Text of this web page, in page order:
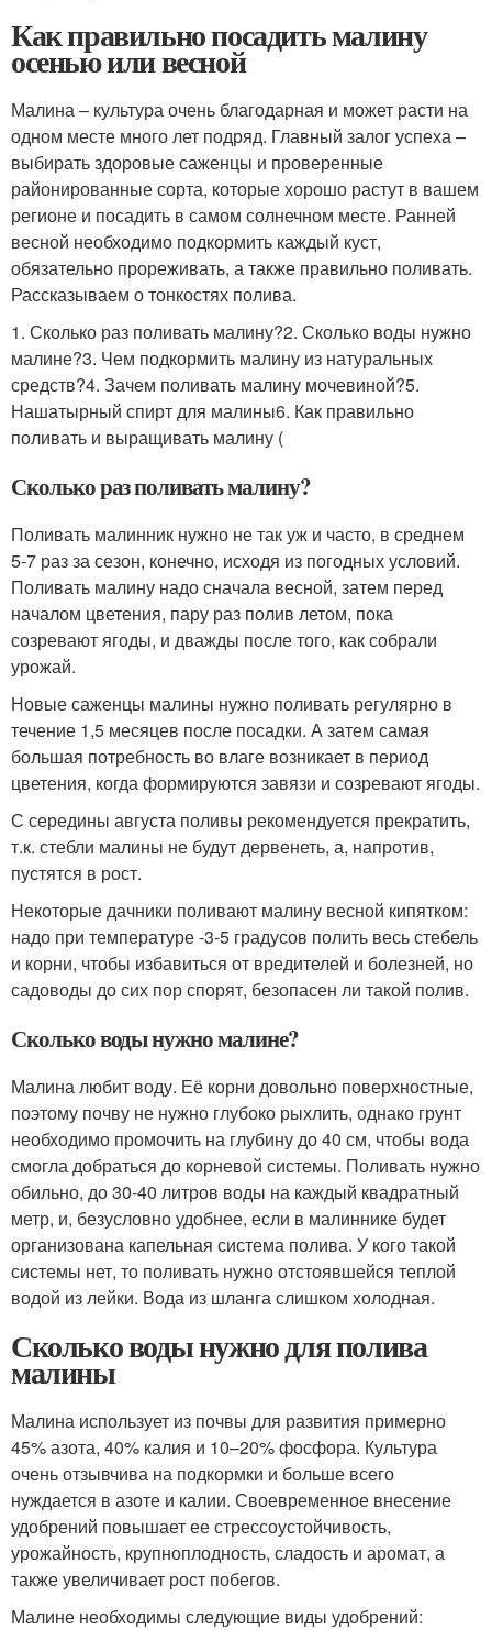
Как правильно посадить малину
осенью или весной
Малина – культура очень благодарная и может расти на
одном месте много лет подряд. Главный залог успеха –
выбирать здоровые саженцы и проверенные
районированные сорта, которые хорошо растут в вашем
регионе и посадить в самом солнечном месте. Ранней
весной необходимо подкормить каждый куст,
обязательно прореживать, а также правильно поливать.
Рассказываем о тонкостях полива.
1. Сколько раз поливать малину?2. Сколько воды нужно
малине?3. Чем подкормить малину из натуральных
средств?4. Зачем поливать малину мочевиной?5.
Нашатырный спирт для малины6. Как правильно
поливать и выращивать малину (
Сколько раз поливать малину?
Поливать малинник нужно не так уж и часто, в среднем
5-7 раз за сезон, конечно, исходя из погодных условий.
Поливать малину надо сначала весной, затем перед
началом цветения, пару раз полив летом, пока
созревают ягоды, и дважды после того, как собрали
урожай.
Новые саженцы малины нужно поливать регулярно в
течение 1,5 месяцев после посадки. А затем самая
большая потребность во влаге возникает в период
цветения, когда формируются завязи и созревают ягоды.
С середины августа поливы рекомендуется прекратить,
т.к. стебли малины не будут дервенеть, а, напротив,
пустятся в рост.
Некоторые дачники поливают малину весной кипятком:
надо при температуре -3-5 градусов полить весь стебель
и корни, чтобы избавиться от вредителей и болезней, но
садоводы до сих пор спорят, безопасен ли такой полив.
Сколько воды нужно малине?
Малина любит воду. Её корни довольно поверхностные,
поэтому почву не нужно глубоко рыхлить, однако грунт
необходимо промочить на глубину до 40 см, чтобы вода
смогла добраться до корневой системы. Поливать нужно
обильно, до 30-40 литров воды на каждый квадратный
метр, и, безусловно удобнее, если в малиннике будет
организована капельная система полива. У кого такой
системы нет, то поливать нужно отстоявшейся теплой
водой из лейки. Вода из шланга слишком холодная.
Сколько воды нужно для полива
малины
Малина использует из почвы для развития примерно
45% азота, 40% калия и 10–20% фосфора. Культура
очень отзывчива на подкормки и больше всего
нуждается в азоте и калии. Своевременное внесение
удобрений повышает ее стрессоустойчивость,
урожайность, крупноплодность, сладость и аромат, а
также увеличивает рост побегов.
Малине необходимы следующие виды удобрений: